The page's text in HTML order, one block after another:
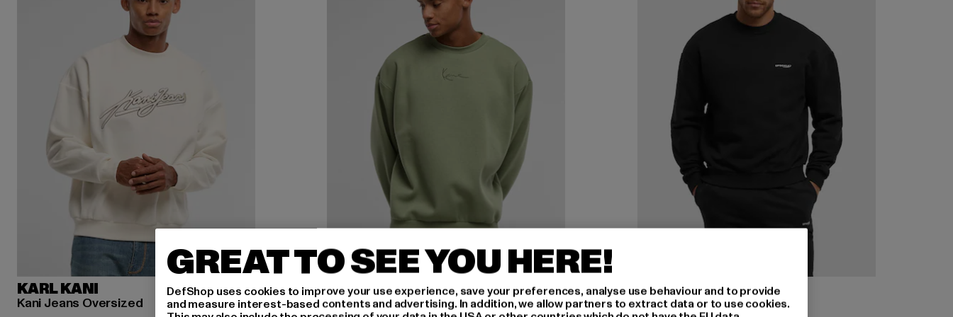
KARL KANI
Kani Jeans Oversized
KARL KANI
Small Signature Essential OS
MISTER TEE UPSCALE
Core EMB Oversize
GREAT TO SEE YOU HERE!
DefShop uses cookies to improve your use experience, save your preferences, analyse use behaviour and to provide
and measure interest-based contents and advertising. In addition, we allow partners to extract data or to use cookies.